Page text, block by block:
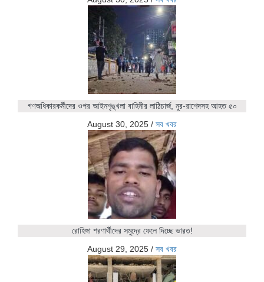
গণঅধিকারকর্মীদের ওপর আইনশৃঙ্খলা বাহিনীর লাঠিচার্জ, নুর-রাশেদসহ আহত ৫০
August 30, 2025 / সব খবর
রোহিঙ্গা শরণার্থীদের সমুদ্রে ফেলে দিচ্ছে ভারত!
August 29, 2025 / সব খবর